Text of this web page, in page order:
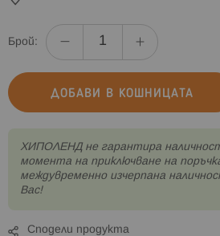
Брой:
ДОБАВИ В КОШНИЦАТА
XИПОЛЕНД не гарантира
момента на приключване на
междувременно изчерпана
Вас!
Сподели продукта